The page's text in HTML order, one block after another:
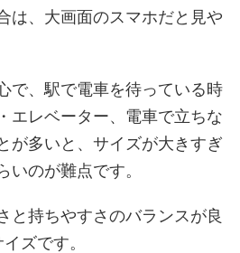
は、大画面のスマホだと見や
で、駅で電車を待っている時
エレベーター、電車で立ちな
が多いと、サイズが大きすぎ
いのが難点です。
と持ちやすさのバランスが良
ズです。